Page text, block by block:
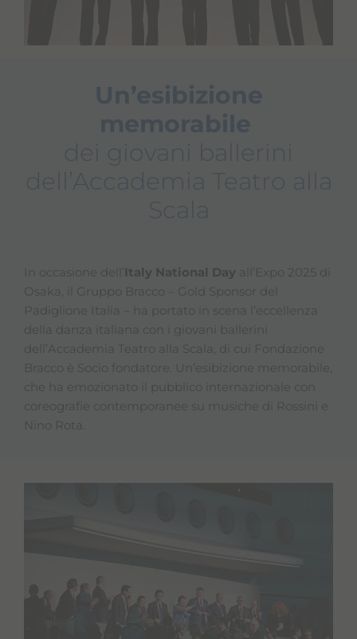
In occasione dell’Italy National Day all’Expo 2025 di
Osaka, il Gruppo Bracco – Gold Sponsor del
Padiglione Italia – ha portato in scena l’eccellenza
della danza italiana con i giovani ballerini
dell’Accademia Teatro alla Scala, di cui Fondazione
Bracco è Socio fondatore. Un’esibizione memorabile,
che ha emozionato il pubblico internazionale con
coreografie contemporanee su musiche di Rossini e
Nino Rota.